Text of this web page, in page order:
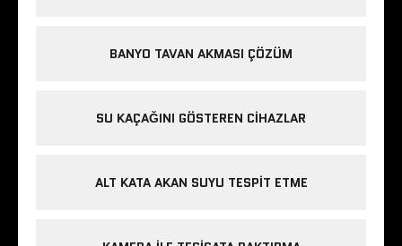
BANYO TAVAN AKMASI ÇÖZÜM
SU KAÇAĞINI GÖSTEREN CIHAZLAR
ALT KATA AKAN SUYU TESPIT ETME